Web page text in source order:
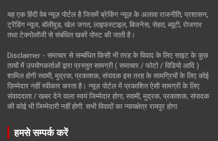
यह एक हिंदी वेब न्यूज़ पोर्टल है जिसमें ब्रेकिंग न्यूज़ के अलावा राजनीति, प्रशासन,
ट्रेंडिंग न्यूज, बॉलीवुड, खेल जगत, लाइफस्टाइल, बिजनेस, सेहत, ब्यूटी, रोजगार
तथा टेक्नोलॉजी से संबंधित खबरें पोस्ट की जाती है।
Disclaimer - समाचार से सम्बंधित किसी भी तरह के विवाद के लिए साइट के कुछ
तत्वों में उपयोगकर्ताओं द्वारा प्रस्तुत सामग्री ( समाचार / फोटो / विडियो आदि )
शामिल होगी स्वामी, मुद्रक, प्रकाशक, संपादक इस तरह के सामग्रियों के लिए कोई
ज़िम्मेदार नहीं स्वीकार करता है। न्यूज़ पोर्टल में प्रकाशित ऐसी सामग्री के लिए
संवाददाता / खबर देने वाला स्वयं जिम्मेदार होगा, स्वामी, मुद्रक, प्रकाशक, संपादक
की कोई भी जिम्मेदारी नहीं होगी. सभी विवादों का न्यायक्षेत्र रायपुर होगा
हमसे सम्पर्क करें